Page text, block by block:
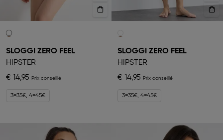
SLOGGI ZERO FEEL
HIPSTER
€ 14,95
3=35€, 4=45€
SLOGGI ZERO FEEL
HIPSTER
€ 14,95
3=35€, 4=45€